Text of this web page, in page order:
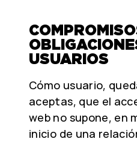
USUARIOS
Cómo usuario,
aceptas, que el
web no supone, en
inicio de una